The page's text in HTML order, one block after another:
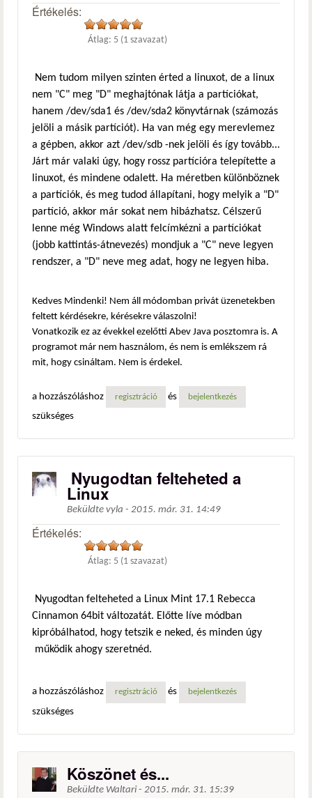
Értékelés:
Átlag: 5 (1 szavazat)
Nem tudom milyen szinten érted a linuxot, de a linux
nem "C" meg "D" meghajtónak látja a partíciókat,
hanem /dev/sda1 és /dev/sda2 könyvtárnak (számozás
jelöli a másik partíciót). Ha van még egy merevlemez
a gépben, akkor azt /dev/sdb -nek jelöli és így tovább...
Járt már valaki úgy, hogy rossz partícióra telepítette a
linuxot, és mindene odalett. Ha méretben különböznek
a partíciók, és meg tudod állapítani, hogy melyik a "D"
partíció, akkor már sokat nem hibázhatsz. Célszerű
lenne még Windows alatt felcímkézni a partíciókat
(jobb kattintás-átnevezés) mondjuk a "C" neve legyen
rendszer, a "D" neve meg adat, hogy ne legyen hiba.
Kedves Mindenki! Nem áll módomban privát üzenetekben
feltett kérdésekre, kérésekre válaszolni!
Vonatkozik ez az évekkel ezelőtti Abev Java posztomra is. A
programot már nem használom, és nem is emlékszem rá
mit, hogy csináltam. Nem is érdekel.
a hozzászóláshoz regisztráció és bejelentkezés
szükséges
Nyugodtan felteheted a
Linux
Beküldte vyla - 2015. már. 31. 14:49
Értékelés:
Átlag: 5 (1 szavazat)
Nyugodtan felteheted a Linux Mint 17.1 Rebecca
Cinnamon 64bit változatát. Előtte líve módban
kipróbálhatod, hogy tetszik e neked, és minden úgy
működik ahogy szeretnéd.
a hozzászóláshoz regisztráció és bejelentkezés
szükséges
Köszönet és...
Beküldte Waltari - 2015. már. 31. 15:39